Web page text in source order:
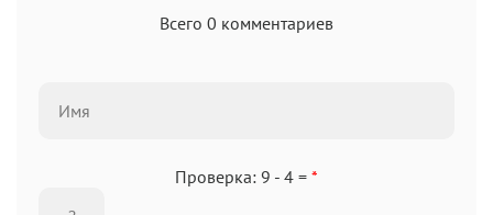
Всего 0 комментариев
Проверка: 9 - 4 = *